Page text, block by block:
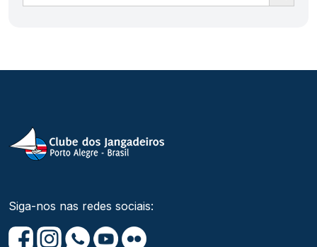
Siga-nos nas redes sociais: